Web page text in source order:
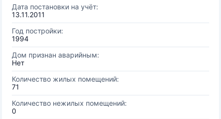
Дата постановки на учёт:
13.11.2011
Год постройки:
1994
Дом признан аварийным:
Нет
Количество жилых помещений:
71
Количество нежилых помещений:
0